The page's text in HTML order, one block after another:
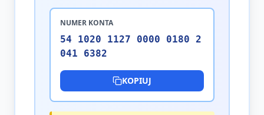
NUMER KONTA
54 1020 1127 0000 0180 2
041 6382
KOPIUJ